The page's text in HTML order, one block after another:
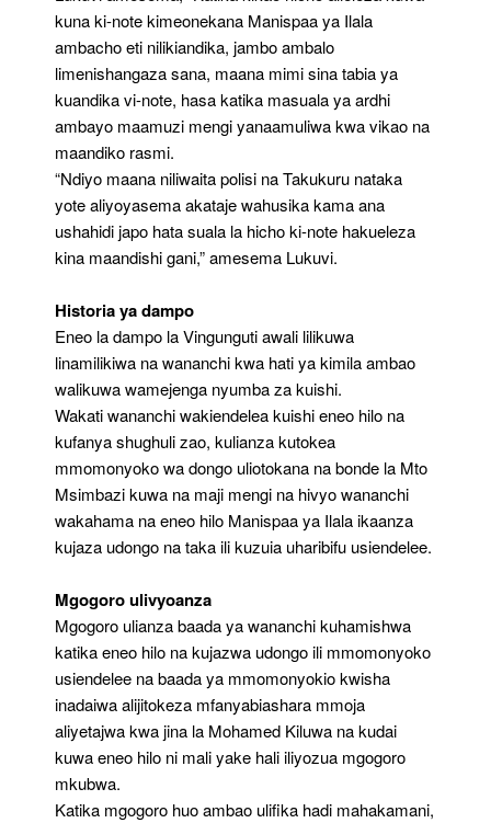
kuna ki-note kimeonekana Manispaa ya Ilala
ambacho eti nilikiandika, jambo ambalo
limenishangaza sana, maana mimi sina tabia ya
kuandika vi-note, hasa katika masuala ya ardhi
ambayo maamuzi mengi yanaamuliwa kwa vikao na
maandiko rasmi.
“Ndiyo maana niliwaita polisi na Takukuru nataka
yote aliyoyasema akataje wahusika kama ana
ushahidi japo hata suala la hicho ki-note hakueleza
kina maandishi gani,” amesema Lukuvi.
Historia ya dampo
Eneo la dampo la Vingunguti awali lilikuwa
linamilikiwa na wananchi kwa hati ya kimila ambao
walikuwa wamejenga nyumba za kuishi.
Wakati wananchi wakiendelea kuishi eneo hilo na
kufanya shughuli zao, kulianza kutokea
mmomonyoko wa dongo uliotokana na bonde la Mto
Msimbazi kuwa na maji mengi na hivyo wananchi
wakahama na eneo hilo Manispaa ya Ilala ikaanza
kujaza udongo na taka ili kuzuia uharibifu usiendelee.
Mgogoro ulivyoanza
Mgogoro ulianza baada ya wananchi kuhamishwa
katika eneo hilo na kujazwa udongo ili mmomonyoko
usiendelee na baada ya mmomonyokio kwisha
inadaiwa alijitokeza mfanyabiashara mmoja
aliyetajwa kwa jina la Mohamed Kiluwa na kudai
kuwa eneo hilo ni mali yake hali iliyozua mgogoro
mkubwa.
Katika mgogoro huo ambao ulifika hadi mahakamani,